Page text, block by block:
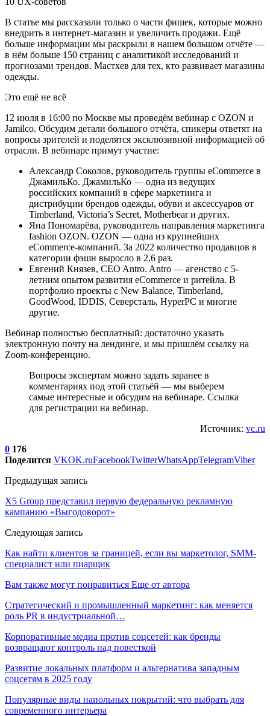
В статье мы рассказали только о части фишек, которые можно
внедрить в интернет-магазин и увеличить продажи. Ещё
больше информации мы раскрыли в нашем большом отчёте —
в нём больше 150 страниц с аналитикой исследований и
прогнозами трендов. Мастхев для тех, кто развивает магазины
одежды.
Это ещё не всё
12 июля в 16:00 по Москве мы проведём вебинар с OZON и
Jamilco. Обсудим детали большого отчёта, спикеры ответят на
вопросы зрителей и поделятся эксклюзивной информацией об
отрасли. В вебинаре примут участие:
Александр Соколов, руководитель группы eCommerce в
ДжамильКо. ДжамильКо — одна из ведущих
российских компаний в сфере маркетинга и
дистрибуции брендов одежды, обуви и аксессуаров от
Timberland, Victoria’s Secret, Motherbear и других.
Яна Пономарёва, руководитель направления маркетинга
fashion OZON. OZON — одна из крупнейших
eCommerce-компаний. За 2022 количество продавцов в
категории фэшн выросло в 2,6 раз.
Евгений Князев, CEO Antro. Antro — агенство с 5-
летним опытом развития eCommerce и ритейла. В
портфолио проекты с New Balance, Timberland,
GoodWood, IDDIS, Северсталь, HyperPC и многие
другие.
Вебинар полностью бесплатный: достаточно указать
электронную почту на лендинге, и мы пришлём ссылку на
Zoom-конференцию.
Вопросы экспертам можно задать заранее в
комментариях под этой статьёй — мы выберем
самые интересные и обсудим на вебинаре. Ссылка
для регистрации на вебинар.
Источник: vc.ru
0 176
Поделится VKOK.ruFacebookTwitterWhatsAppTelegramViber
Предыдущая запись
X5 Group представил первую федеральную рекламную
кампанию «Выгодоворот»
Следующая запись
Как найти клиентов за границей, если вы маркетолог, SMM-
специалист или пиарщик
Вам также могут понравиться Еще от автора
Стратегический и промышленный маркетинг: как меняется
роль PR в индустриальной…
Корпоративные медиа против соцсетей: как бренды
возвращают контроль над повесткой
Развитие локальных платформ и альтернатива западным
соцсетям в 2025 году
Популярные виды напольных покрытий: что выбрать для
современного интерьера